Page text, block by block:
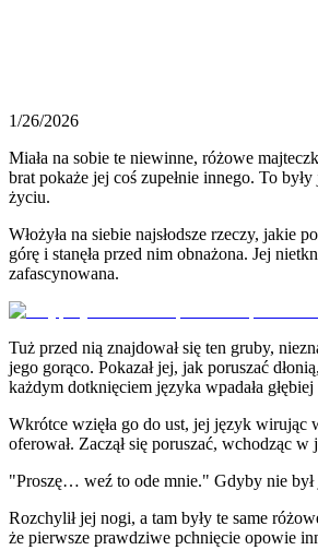
1/26/2026
Miała na sobie te niewinne, różowe
brat pokaże jej coś zupełnie innego. To
życiu.
Włożyła na siebie najsłodsze rzeczy, jakie
górę i stanęła przed nim obnażona. Jej
zafascynowana.
Tuż przed nią znajdował się ten gruby,
jego gorąco. Pokazał jej, jak poruszać
każdym dotknięciem języka wpadała
Wkrótce wzięła go do ust, jej język wirując
oferował. Zaczął się poruszać, wchodząc
"Proszę… weź to ode mnie." Gdyby nie był
Rozchylił jej nogi, a tam były te same
że pierwsze prawdziwe pchnięcie opowie